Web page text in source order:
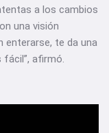
a los cambios
una visión
enterarse, te da una
fácil”, afirmó.